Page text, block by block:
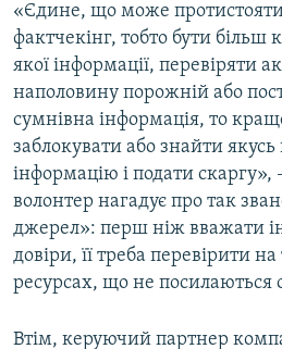
«Єдине, що може
фактчекінг, тобто бути
якої інформації, перевіряти
наполовину порожній або
сумнівна інформація, то
заблокувати або знайти
інформацію і подати
волонтер нагадує про так
джерел»: перш ніж вважати
довіри, її треба перевірити
ресурсах, що не посилаються
Втім, керуючий партнер